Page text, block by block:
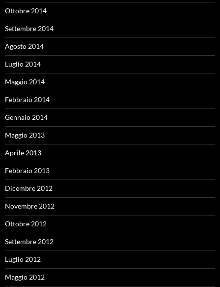
Ottobre 2014
Settembre 2014
Agosto 2014
Luglio 2014
Maggio 2014
Febbraio 2014
Gennaio 2014
Maggio 2013
Aprile 2013
Febbraio 2013
Dicembre 2012
Novembre 2012
Ottobre 2012
Settembre 2012
Luglio 2012
Maggio 2012